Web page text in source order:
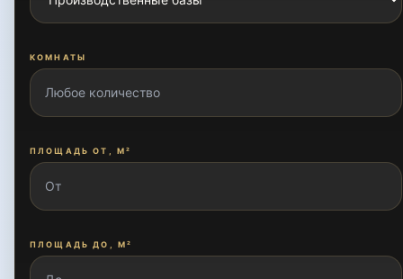
КОМНАТЫ
ПЛОЩАДЬ ОТ, М²
ПЛОЩАДЬ ДО, М²